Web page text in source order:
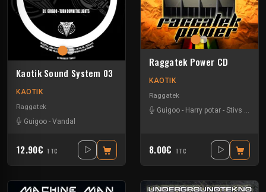
Kaotik Sound System 03
KAOTIK
Raggatek
Guigoo - Vandal
12.90€ TTC
Raggatek Power CD
KAOTIK
Raggatek
Guigoo - Harry potar - Stivs
8.00€ TTC